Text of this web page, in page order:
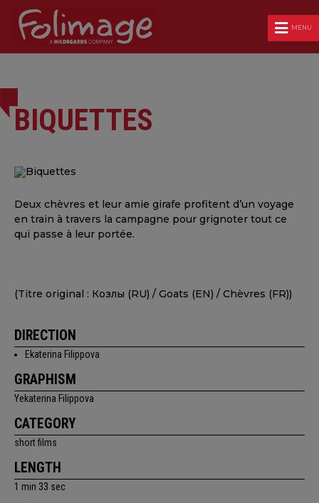
MENU
BIQUETTES
Deux chèvres et leur amie girafe profitent d’un voyage
en train à travers la campagne pour grignoter tout ce
qui passe à leur portée.
(Titre original : Козлы (RU) / Goats (EN) / Chèvres (FR))
DIRECTION
Ekaterina Filippova
GRAPHISM
Yekaterina Filippova
CATEGORY
short films
LENGTH
1 min 33 sec